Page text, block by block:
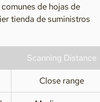
de hojas de
tienda de suministros
Scanning Distance
Close range